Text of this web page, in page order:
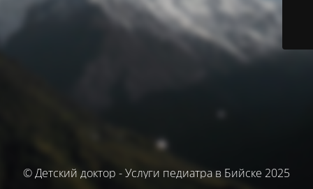
© Детский доктор - Услуги педиатра в Бийске 2025